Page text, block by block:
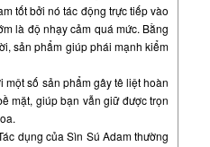
tốt bởi nó tác động trực tiếp vào
là độ nhạy cảm quá mức. Bằng
sản phẩm giúp phái mạnh kiểm
một số sản phẩm gây tê liệt hoàn
mặt, giúp bạn vẫn giữ được trọn
dụng của Sìn Sú Adam thường